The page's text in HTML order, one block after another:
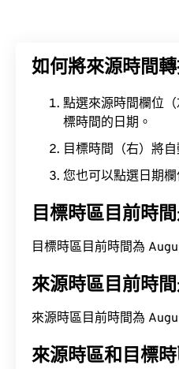
如何將來源時間
點選來源時間欄位
標時間的日期。
目標時間（右）將自
您也可以點選日期欄
目標時區目前時
目標時區目前時間為
來源時區目前時
來源時區目前時間為
來源時區和目標